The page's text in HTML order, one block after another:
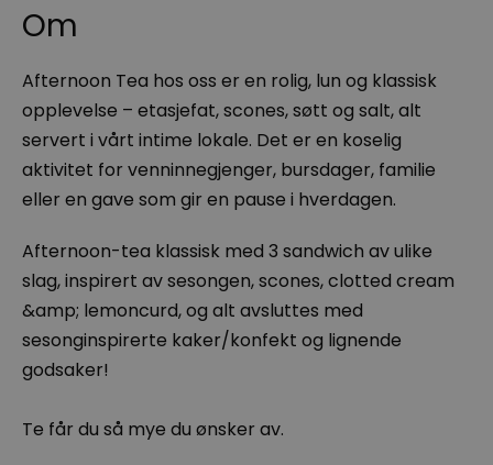
Om
Afternoon Tea hos oss er en rolig, lun og klassisk
opplevelse – etasjefat, scones, søtt og salt, alt
servert i vårt intime lokale. Det er en koselig
aktivitet for venninnegjenger, bursdager, familie
eller en gave som gir en pause i hverdagen.
Afternoon-tea klassisk med 3 sandwich av ulike
slag, inspirert av sesongen, scones, clotted cream
&amp; lemoncurd, og alt avsluttes med
sesonginspirerte kaker/konfekt og lignende
godsaker!
Te får du så mye du ønsker av.